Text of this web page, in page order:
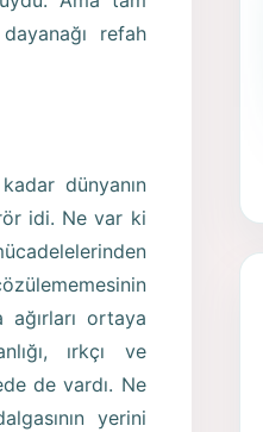
refah
dünyanın
idi. Ne var ki
ağırları ortaya
ırkçı ve
de vardı. Ne
yerini